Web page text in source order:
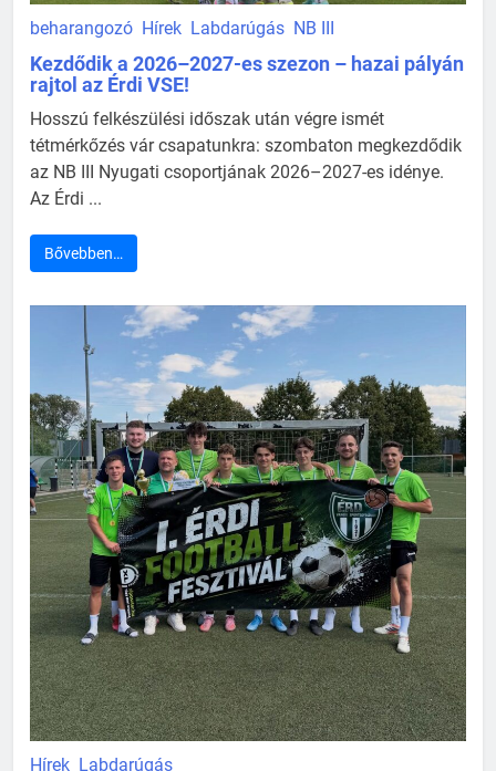
beharangozó Hírek Labdarúgás NB III
Kezdődik a 2026–2027-es szezon – hazai pályán
rajtol az Érdi VSE!
Hosszú felkészülési időszak után végre ismét
tétmérkőzés vár csapatunkra: szombaton megkezdődik
az NB III Nyugati csoportjának 2026–2027-es idénye.
Az Érdi ...
Bővebben…
Hírek Labdarúgás